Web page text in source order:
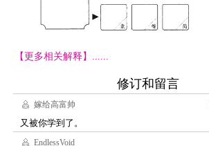
【更多相关解释】......